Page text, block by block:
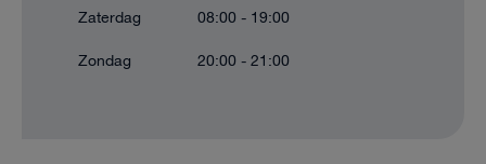
Zaterdag
08:00 - 19:00
Zondag
20:00 - 21:00